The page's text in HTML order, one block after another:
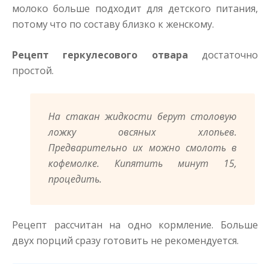
молоко больше подходит для детского питания,
потому что по составу близко к женскому.
Рецепт геркулесового отвара достаточно
простой.
На стакан жидкости берут столовую
ложку овсяных хлопьев.
Предварительно их можно смолоть в
кофемолке. Кипятить минут 15,
процедить.
Рецепт рассчитан на одно кормление. Больше
двух порций сразу готовить не рекомендуется.